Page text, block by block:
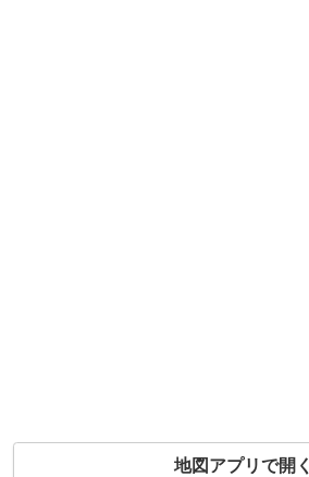
地図アプリで開く